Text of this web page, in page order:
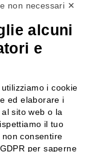
Card
non necessari ✕
alcuni
e
i cookie
ed elaborare i
sito web o la
il tuo
consentire
per saperne